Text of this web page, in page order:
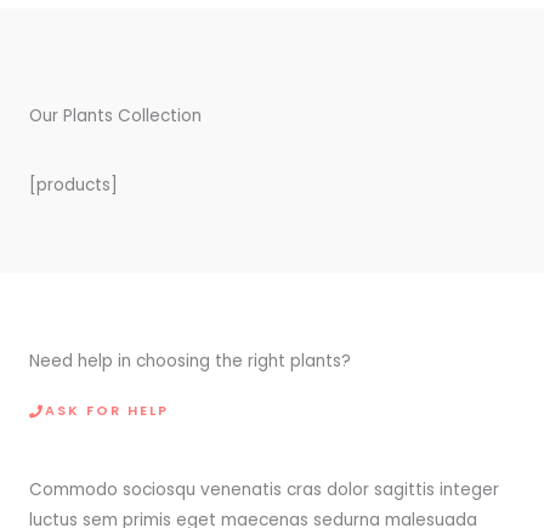
Our Plants Collection
[products]
Need help in choosing the right plants?
ASK FOR HELP
Commodo sociosqu venenatis cras dolor sagittis integer
luctus sem primis eget maecenas sedurna malesuada